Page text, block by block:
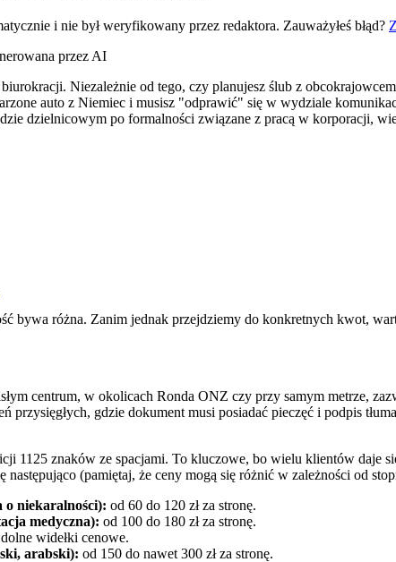
i nie był weryfikowany przez redaktora. Zauważyłeś błąd?
przez AI
Niezależnie od tego, czy planujesz ślub z
auto z Niemiec i musisz "odprawić" się w wydziale
dzielnicowym po formalności związane z pracą w korporacji,
bywa różna. Zanim jednak przejdziemy do konkretnych kwot,
centrum, w okolicach Ronda ONZ czy przy samym metrze,
przysięgłych, gdzie dokument musi posiadać pieczęć i podpis
1125 znaków ze spacjami. To kluczowe, bo wielu klientów daje
(pamiętaj, że ceny mogą się różnić w zależności od
o niekaralności): od 60 do 120 zł za stronę.
medyczna): od 100 do 180 zł za stronę.
widełki cenowe.
arabski): od 150 do nawet 300 zł za stronę.